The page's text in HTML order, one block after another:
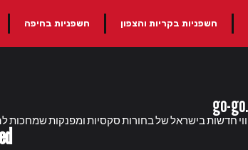
חשפניות בחיפה חשפניות בקריות והצפון